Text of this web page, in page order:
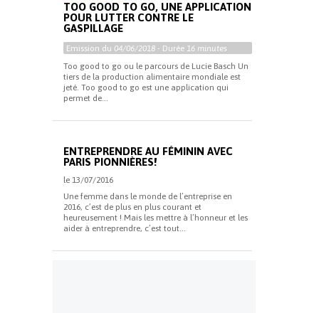
TOO GOOD TO GO, UNE APPLICATION
POUR LUTTER CONTRE LE
GASPILLAGE
Emission du 04/06/2018 - Durée 16 minutes
Too good to go ou le parcours de Lucie Basch Un
tiers de la production alimentaire mondiale est
jeté. Too good to go est une application qui
permet de...
ENTREPRENDRE AU FÉMININ AVEC
PARIS PIONNIÈRES!
le 13/07/2016
Une femme dans le monde de l’entreprise en
2016, c’est de plus en plus courant et
heureusement ! Mais les mettre à l’honneur et les
aider à entreprendre, c’est tout...